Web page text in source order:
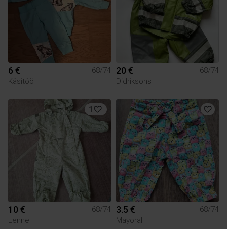
6 €
68/74
Käsitöö
20 €
68/74
Didriksons
1
10 €
68/74
Lenne
3.5 €
68/74
Mayoral